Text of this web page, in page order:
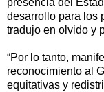
presencia del
desarrollo para los
tradujo en olvido y
“Por lo tanto,
reconocimiento al
equitativas y